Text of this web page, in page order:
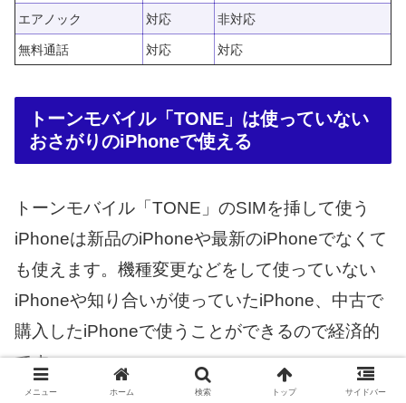
エアノック 対応 非対応
無料通話 対応 対応
トーンモバイル「TONE」は使っていない
おさがりのiPhoneで使える
トーンモバイル「TONE」のSIMを挿して使う
iPhoneは新品のiPhoneや最新のiPhoneでなくて
も使えます。機種変更などをして使っていない
iPhoneや知り合いが使っていたiPhone、中古で
購入したiPhoneで使うことができるので経済的
です。
メニュー ホーム 検索 トップ サイドバー